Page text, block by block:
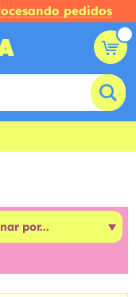
pedidos